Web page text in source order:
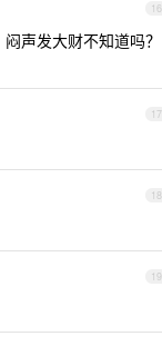
16
声发大财不知道吗？
17
18
19